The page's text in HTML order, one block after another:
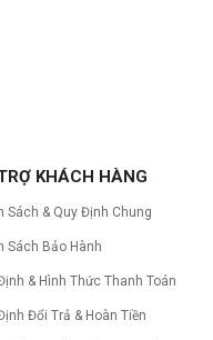
kích thước case. Có checklist
ưu tiên nâng gì trước ?
gì trước để tối ưu chi phí và
đa? Xem ngay thứ tự ưu tiên
quạt kêu to: Nguyên
phục
tuổi thọ? Tìm hiểu ngay
7 7700X3D full box mới
KHÁCH HÀNG
Sách & Quy Định Chung
Sách Bảo Hành
& Hình Thức Thanh Toán
Đổi Trả & Hoàn Tiền